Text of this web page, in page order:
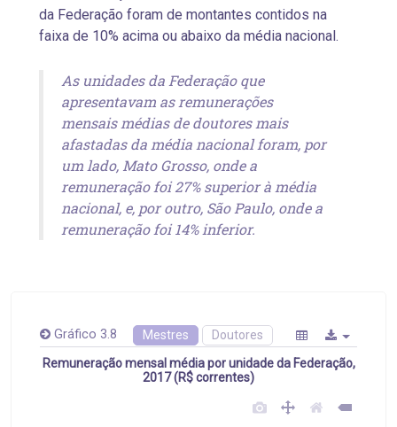
da Federação foram de montantes contidos na
faixa de 10% acima ou abaixo da média nacional.
As unidades da Federação que
apresentavam as remunerações
mensais médias de doutores mais
afastadas da média nacional foram, por
um lado, Mato Grosso, onde a
remuneração foi 27% superior à média
nacional, e, por outro, São Paulo, onde a
remuneração foi 14% inferior.
Gráfico 3.8 Mestres Doutores
Remuneração mensal média por unidade da Federação,
2017 (R$ correntes)